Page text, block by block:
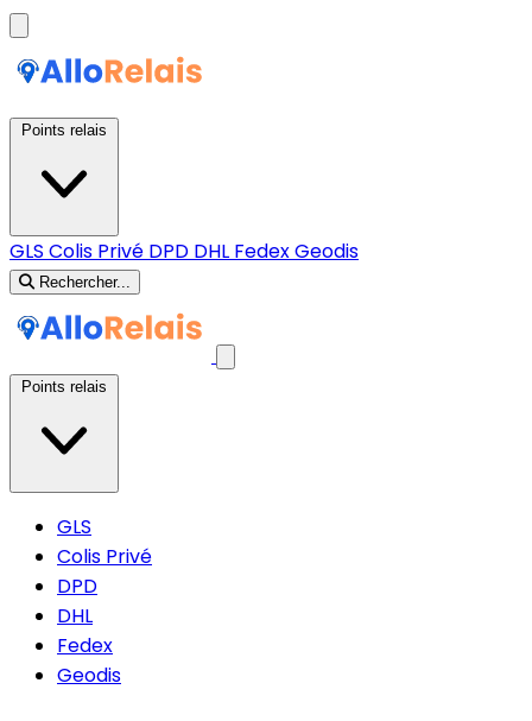
GLS Colis Privé DPD DHL FedexGeodis
Rechercher...
GLS
Colis Privé
DPD
DHL
Fedex
Geodis